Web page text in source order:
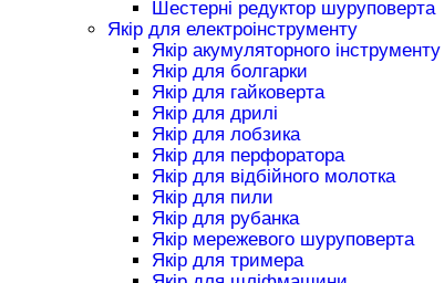
Шестерні редуктор шуруповерта
Якір для електроінструменту
Якір акумуляторного інструменту
Якір для болгарки
Якір для гайковерта
Якір для дрилі
Якір для лобзика
Якір для перфоратора
Якір для відбійного молотка
Якір для пили
Якір для рубанка
Якір мережевого шуруповерта
Якір для тримера